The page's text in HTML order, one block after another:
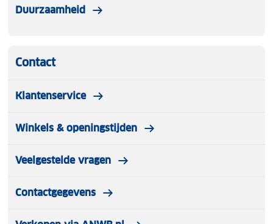
Duurzaamheid
Contact
Klantenservice
Winkels & openingstijden
Veelgestelde vragen
Contactgegevens